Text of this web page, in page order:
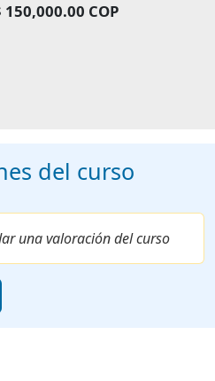
150,000.00 COP
del curso
una valoración del curso